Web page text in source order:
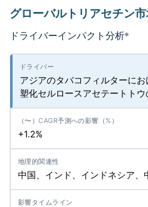
グローバルトリアセチン
ドライバーインパクト分析*
アジアのタバコフィルターに
塑化セルロースアセテートト
+1.2%
中国、インド、インドネシア、